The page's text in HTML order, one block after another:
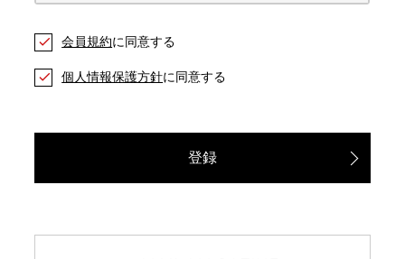
会員規約に同意する
個人情報保護方針に同意する
登録